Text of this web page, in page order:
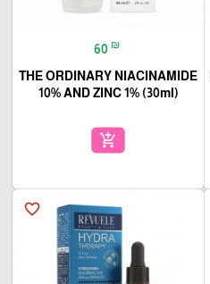
60 ₪
THE ORDINARY NIACINAMIDE
10% AND ZINC 1% (30ml)
add_shopping_cart
favorite_border